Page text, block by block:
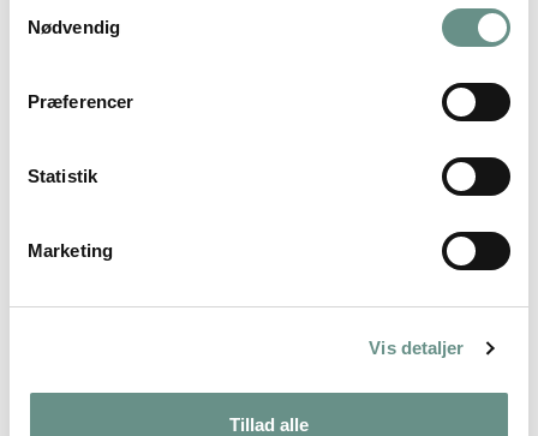
Nødvendig
Præferencer
Statistik
Marketing
Vis detaljer
Tillad alle